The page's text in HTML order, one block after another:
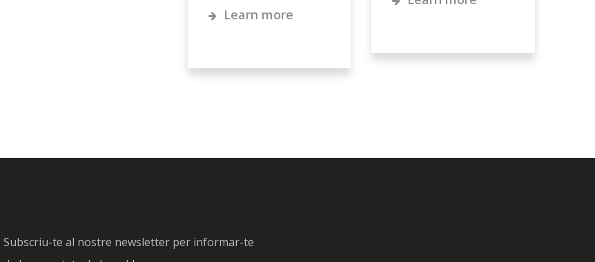
Learn more
Subscriu-te al nostre newsletter per informar-te